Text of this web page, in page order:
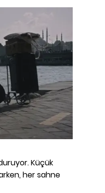
Küçük
her sahne